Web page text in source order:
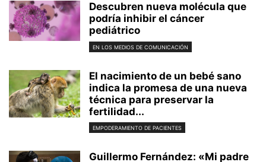
Descubren nueva molécula que
podría inhibir el cáncer
pediátrico
EN LOS MEDIOS DE COMUNICACIÓN
El nacimiento de un bebé sano
indica la promesa de una nueva
técnica para preservar la
fertilidad...
EMPODERAMIENTO DE PACIENTES
Guillermo Fernández: «Mi padre